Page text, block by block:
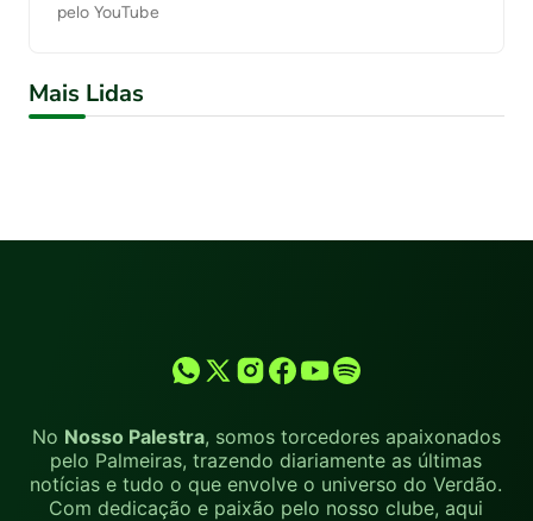
pelo YouTube
Mais Lidas
No Nosso Palestra, somos torcedores apaixonados
pelo Palmeiras, trazendo diariamente as últimas
notícias e tudo o que envolve o universo do Verdão.
Com dedicação e paixão pelo nosso clube, aqui